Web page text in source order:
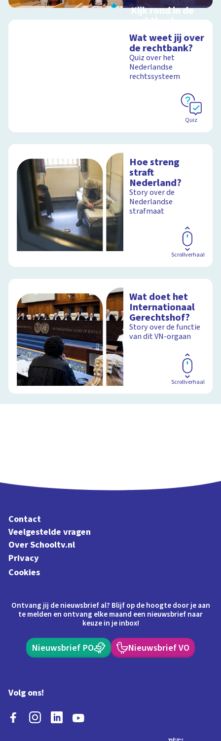
Kijk rond in de
rechtbank
schoolplaat over
rechtspraak in
Nederland
Schoolplaat
Wat weet jij over
de rechtbank?
Quiz over het
Nederlandse
rechtssysteem
Quiz
Hoe streng
straft
Nederland?
Story over de
Nederlandse
strafmaat
Scrollverhaal
Wat doet het
Internationaal
Gerechtshof?
Story over de functie
van dit VN-orgaan
Scrollverhaal
Contact
Veelgestelde vragen
Over Schooltv.nl
Privacy
Cookies
Ontvang jij de nieuwsbrief al? Blijf op de hoogte door je aan
te melden en ontvang elke maand een nieuwsbrief naar
keuze in je inbox!
Nieuwsbrief PO Nieuwsbrief VO
Volg ons!